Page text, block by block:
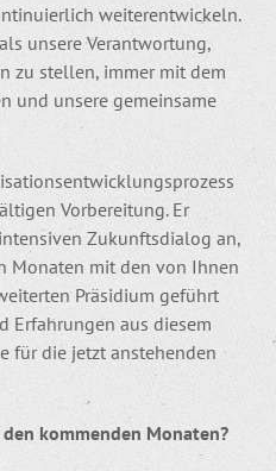
weiterentwickeln.
unsere Verantwortung,
zu stellen, immer mit dem
und unsere gemeinsame
Vorbereitung. Er
Zukunftsdialog an,
Monaten mit den von Ihnen
Präsidium geführt
Erfahrungen aus diesem
für die jetzt anstehenden
kommenden Monaten?